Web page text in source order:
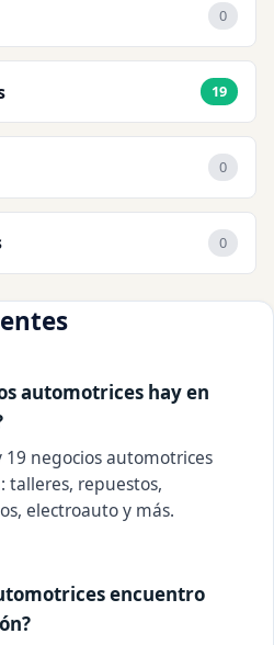
0
19
0
0
automotrices hay en
negocios automotrices
talleres, repuestos,
electroauto y más.
encuentro